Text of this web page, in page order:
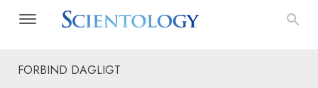
FORBIND DAGLIGT